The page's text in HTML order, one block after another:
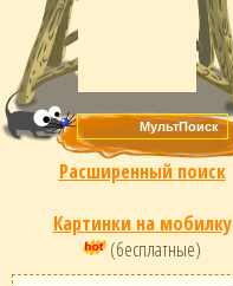
Расширенный поиск
Картинки на мобилку
(бесплатные)